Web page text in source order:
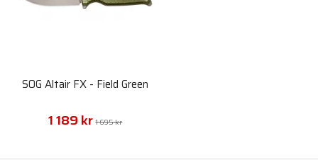
SOG Altair FX - Field Green
1 189 kr 1 695 kr